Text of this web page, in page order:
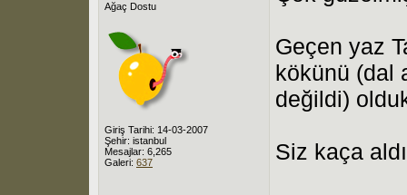
Ağaç Dostu
Giriş Tarihi: 14-03-2007
Şehir: istanbul
Mesajlar: 6,265
Galeri: 637
Geçen yaz
kökünü (dal
değildi)
Siz kaça